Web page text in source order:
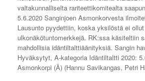
valtakunnalliselta rariteettikomitealta
5.6.2020 Sanginjoen Asmonkorvesta
Lausunto pyydettiin, koska yksilöstä ei
ulkonäkötuntomerkkejä. RK:ssa käsiteltiin
mahdollisia idäntiltalttiäänityksiä. Sangin
Hyväksytyt, A-kategoria Idäntiltaltti 2020:
Asmonkorpi (Ä) (Hannu Savikangas, Petri